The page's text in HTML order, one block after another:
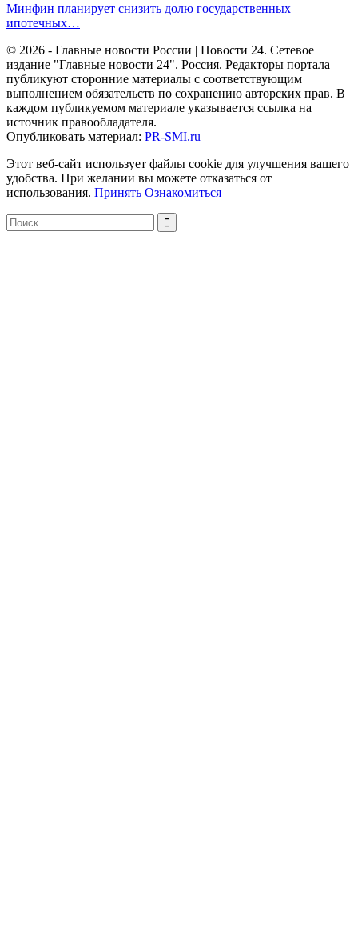
Минфин планирует снизить долю государственных
ипотечных…
© 2026 - Главные новости России | Новости 24. Сетевое
издание "Главные новости 24". Россия. Редакторы портала
публикуют сторонние материалы с соответствующим
выполнением обязательств по сохранению авторских прав. В
каждом публикуемом материале указывается ссылка на
источник правообладателя.
Опубликовать материал: PR-SMI.ru
Этот веб-сайт использует файлы cookie для улучшения вашего
удобства. При желании вы можете отказаться от
использования. Принять Ознакомиться